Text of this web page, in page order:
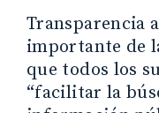
Transparencia
importante de
que todos los
“facilitar la